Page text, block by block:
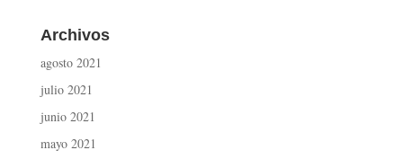
Archivos
agosto 2021
julio 2021
junio 2021
mayo 2021